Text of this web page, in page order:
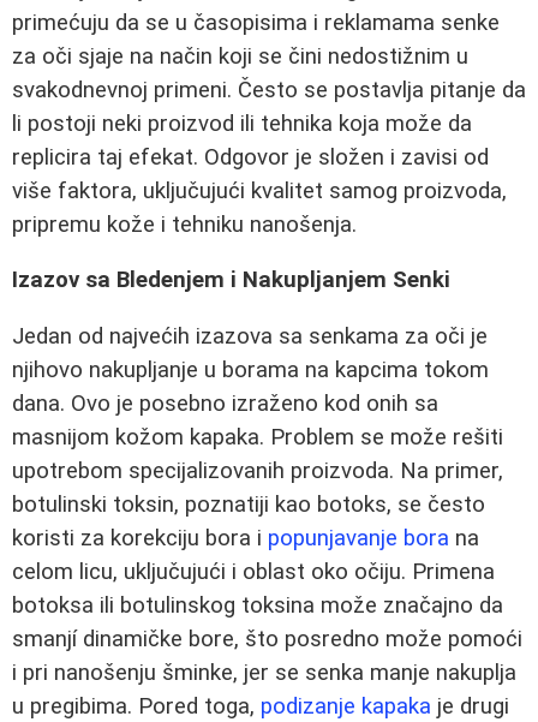
primećuju da se u časopisima i reklamama senke
za oči sjaje na način koji se čini nedostižnim u
svakodnevnoj primeni. Često se postavlja pitanje da
li postoji neki proizvod ili tehnika koja može da
replicira taj efekat. Odgovor je složen i zavisi od
više faktora, uključujući kvalitet samog proizvoda,
pripremu kože i tehniku nanošenja.
Izazov sa Bledenjem i Nakupljanjem Senki
Jedan od najvećih izazova sa senkama za oči je
njihovo nakupljanje u borama na kapcima tokom
dana. Ovo je posebno izraženo kod onih sa
masnijom kožom kapaka. Problem se može rešiti
upotrebom specijalizovanih proizvoda. Na primer,
botulinski toksin, poznatiji kao botoks, se često
koristi za korekciju bora i popunjavanje bora na
celom licu, uključujući i oblast oko očiju. Primena
botoksa ili botulinskog toksina može značajno da
smanjí dinamičke bore, što posredno može pomoći
i pri nanošenju šminke, jer se senka manje nakuplja
u pregibima. Pored toga, podizanje kapaka je drugi